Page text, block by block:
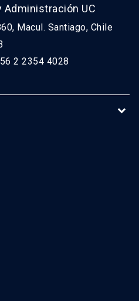
Administración UC
Macul. Santiago, Chile
2 2354 4028